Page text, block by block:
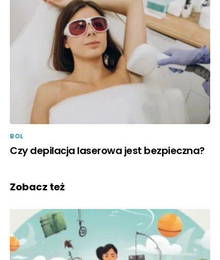
BOL
Czy depilacja laserowa jest bezpieczna?
Zobacz też